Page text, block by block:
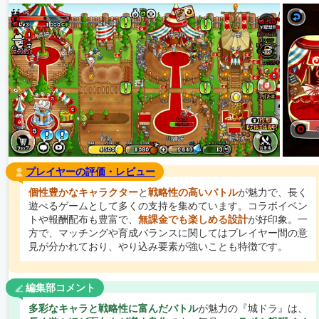
プレイヤーの評価・レビュー
個性豊かなキャラクターと戦略性の高いバトルが魅力で、長く
遊べるゲームとして多くの支持を集めています。コラボイベン
トや報酬配布も豊富で、 無課金でも楽しめる設計が好印象。一
方で、マッチングや育成バランスに関してはプレイヤー間の意
見が分かれており、やり込み要素が強いことも特徴です。
編集部コメント
多彩なキャラと戦略性に富んだバトルが魅力の『城ドラ』は、